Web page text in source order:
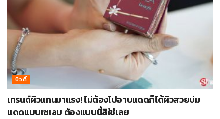
บิวตี้
เทรนด์ผิวแทนมาแรง! ไม่ต้องไปอาบแดดก็ได้ผิวสวยบ่ม
แดดแบบเซเลบ ต้องแบบนี้สิใช่เลย